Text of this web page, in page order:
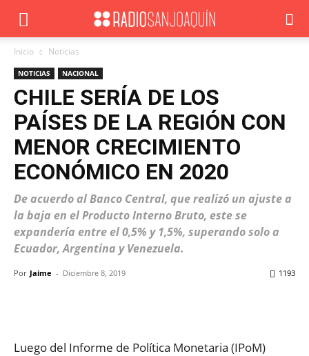
Inicio Noticias
NOTICIAS NACIONAL
CHILE SERÍA DE LOS
PAÍSES DE LA REGIÓN CON
MENOR CRECIMIENTO
ECONÓMICO EN 2020
De acuerdo al Banco Central, que realizó un ajuste a
la baja en el Producto Interno Bruto, este se
expandería entre el 0,5% y 1,5%, superando solo a
Ecuador, Argentina y Venezuela.
Por Jaime - Diciembre 8, 2019 1193
Luego del Informe de Política Monetaria (IPoM)